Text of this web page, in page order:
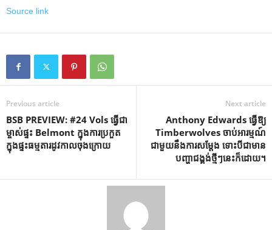
Source link
Previous article
BSB PREVIEW: #24 Vols ធ្វើជា
ម្ចាស់ផ្ទះ Belmont ក្នុងការប្រកួត
ក្នុងផ្ទះធម្មតារដូវកាលចុងក្រោយ
Next article
Anthony Edwards ធ្វើឱ្យ
Timberwolves ចាប់អារម្មណ៍
ជាមួយនឹងការសម្តែង ទោះបីជាមាន
បញ្ហាជង្គង់ថ្មីៗនេះក៏ដោយ។